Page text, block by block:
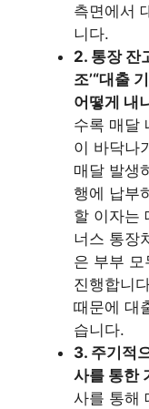
측면에서
니다.
2. 통장 잔
조’“대출
어떻게 내
수록 매달
이 바닥나
매달 발생
행에 납부
할 이자는
너스 통장
은 부부
진행합니
때문에 대
습니다.
3. 주기적
사를 통한
사를 통해